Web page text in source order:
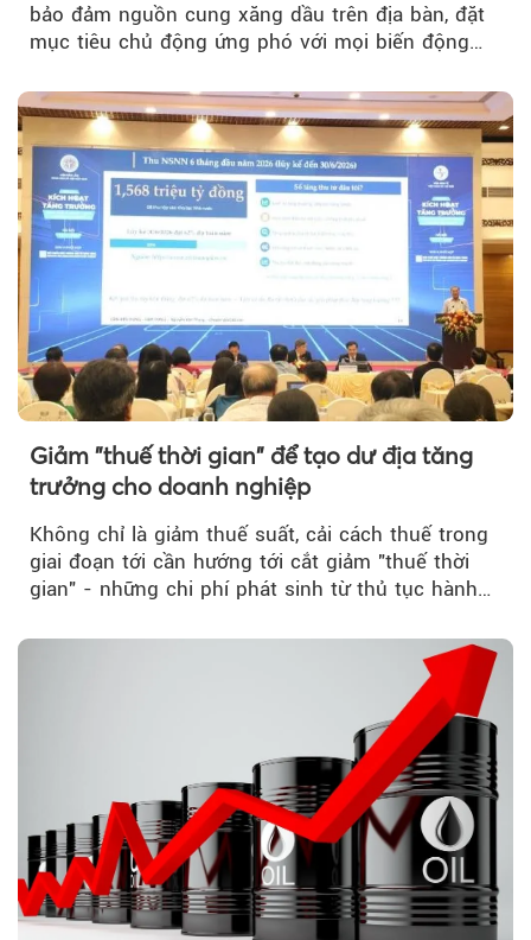
bảo đảm nguồn cung xăng dầu trên địa bàn, đặt
mục tiêu chủ động ứng phó với mọi biến động
Giảm "thuế thời gian" để tạo dư địa tăng
trưởng cho doanh nghiệp
Không chỉ là giảm thuế suất, cải cách thuế trong
giai đoạn tới cần hướng tới cắt giảm "thuế thời
gian" - những chi phí phát sinh từ thủ tục hành